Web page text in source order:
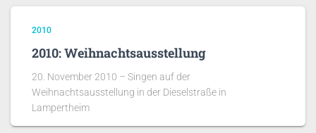
2010
2010: Weihnachtsausstellung
20. November 2010 – Singen auf der
Weihnachtsausstellung in der Dieselstraße in
Lampertheim